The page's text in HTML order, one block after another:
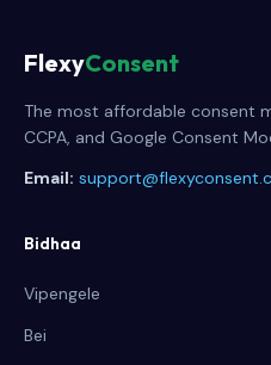
FlexyConsent
The most affordable consent
CCPA, and Google Consent
Email:
Bidhaa
Vipengele
Bei